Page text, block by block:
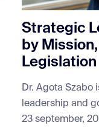
Strategic
by
Legislation
Dr. Agota Szabo
leadership and
23 september,